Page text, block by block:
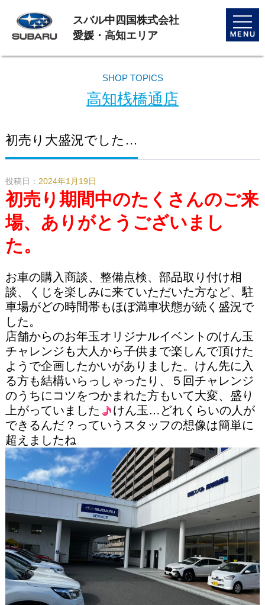
toggle
スバル中四国株式会社
愛媛・高知エリア
SHOP TOPICS
高知桟橋通店
初売り大盛況でした…
投稿日： 2024年1月19日
初売り期間中のたくさんのご来
場、ありがとうございまし
た。
お車の購入商談、整備点検、部品取り付け相
談、くじを楽しみに来ていただいた方など、駐
車場がどの時間帯もほぼ満車状態が続く盛況で
した。
店舗からのお年玉オリジナルイベントのけん玉
チャレンジも大人から子供まで楽しんで頂けた
ようで企画したかいがありました。けん先に入
る方も結構いらっしゃったり、５回チャレンジ
のうちにコツをつかまれた方もいて大変、盛り
上がっていました
けん玉…どれくらいの人が
できるんだ？っていうスタッフの想像は簡単に
超えましたね